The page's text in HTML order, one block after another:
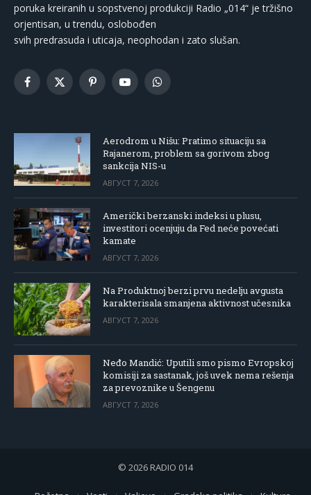
poruka kreiranih u sopstvenoj produkciji Radio „014“ je tržišno
orjentisan, u trendu, oslobođen
svih predrasuda i uticaja, neophodan i zato slušan.
Facebook
X
PinterestYouTubeWhatsApp
Aerodrom u Nišu: Pratimo situaciju sa
Rajanerom, problem sa gorivom zbog
sankcija NIS-u
АВГУСТ 7, 2026
Američki berzanski indeksi u plusu,
investitori ocenjuju da Fed neće povećati
kamate
АВГУСТ 7, 2026
Na Produktnoj berzi prvu nedelju avgusta
karakterisala smanjena aktivnost učesnika
АВГУСТ 7, 2026
Neđo Mandić: Uputili smo pismo Evropskoj
komisiji za sastanak, još uvek nema rešenja
za prevoznike u Šengenu
АВГУСТ 7, 2026
© 2026 RADIO 014